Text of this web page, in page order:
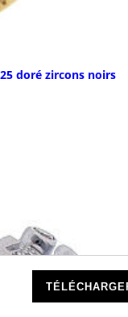
doré zircons noirs